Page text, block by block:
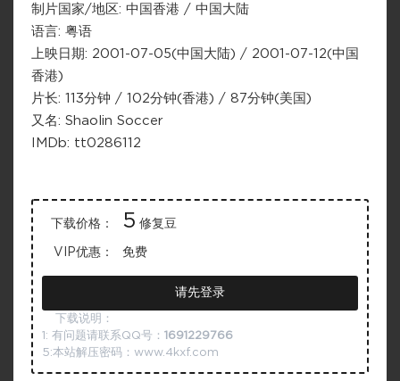
制片国家/地区: 中国香港 / 中国大陆
语言: 粤语
上映日期: 2001-07-05(中国大陆) / 2001-07-12(中国
香港)
片长: 113分钟 / 102分钟(香港) / 87分钟(美国)
又名: Shaolin Soccer
IMDb: tt0286112
下载价格： 5 修复豆
VIP优惠： 免费
请先登录
下载说明：
1: 有问题请联系QQ号： 1691229766
5:本站解压密码：www.4kxf.com